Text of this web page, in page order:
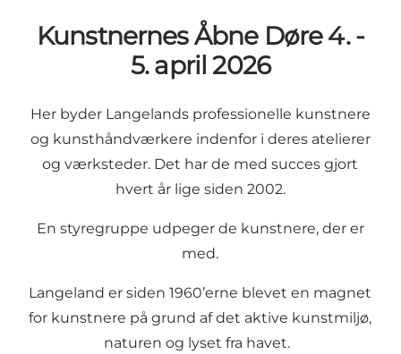
Kunstnernes Åbne Døre 4. -
5. april 2026
Her byder Langelands professionelle kunstnere
og kunsthåndværkere indenfor i deres atelierer
og værksteder. Det har de med succes gjort
hvert år lige siden 2002.
En styregruppe udpeger de kunstnere, der er
med.
Langeland er siden 1960’erne blevet en magnet
for kunstnere på grund af det aktive kunstmiljø,
naturen og lyset fra havet.